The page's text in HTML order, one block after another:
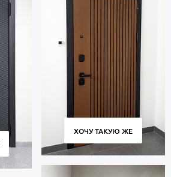
ХОЧУ ТАКУЮ ЖЕ